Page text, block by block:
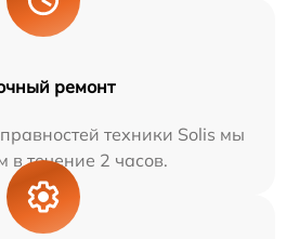
ремонт
техники Solis мы
в течение 2 часов.